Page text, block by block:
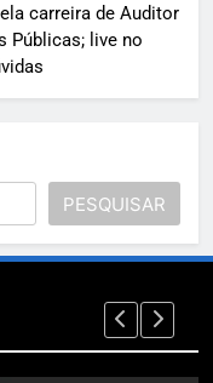
carreira de Auditor
Públicas; live no
PESQUISAR